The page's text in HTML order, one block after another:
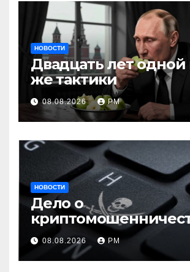
НОВОСТИ
Двадцать лет одной
же тактики
08.08.2026 РМ
НОВОСТИ
Дело о
оборачивают в
терроризму
08.08.2026 РМ